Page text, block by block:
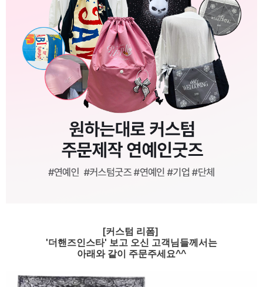
[커스텀 리폼]
'더핸즈인스타' 보고 오신 고객님들께서는
아래와 같이 주문주세요^^